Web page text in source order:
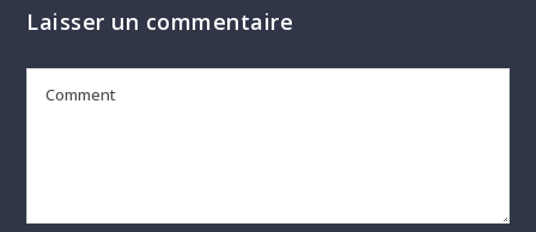
Laisser un commentaire